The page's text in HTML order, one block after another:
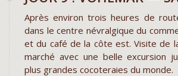
Après environ trois heures de
dans le centre névralgique du
et du café de la côte est. Visite de
marché avec une belle excursion
plus grandes cocoteraies du monde.